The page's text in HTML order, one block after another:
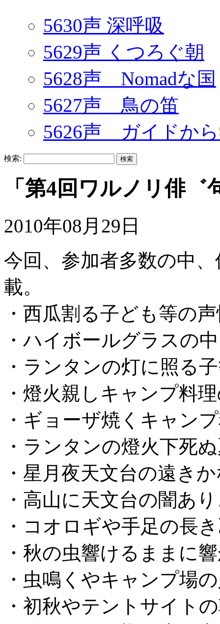
5630声 深呼吸
5629声 くつろぐ朝
5628声 Nomadな国
5627声 鳥の笛
5626声 ガイドか
検索:
「第4回ワルノリ俳゛
2010年08月29日
今回、参加者多数の中
載。
・西瓜割る子ども等の
・ハイボールグラスの
・ランタンの灯に照る
・燈火親しキャンプ料
・ギョーザ焼くキャン
・ランタンの燈火下死
・星月夜天文台の遠き
・高山に天文台の闇あ
・コオロギや手足の長
・秋の虫響けるままに
・虫鳴くやキャンプ場
・初秋やテントサイト